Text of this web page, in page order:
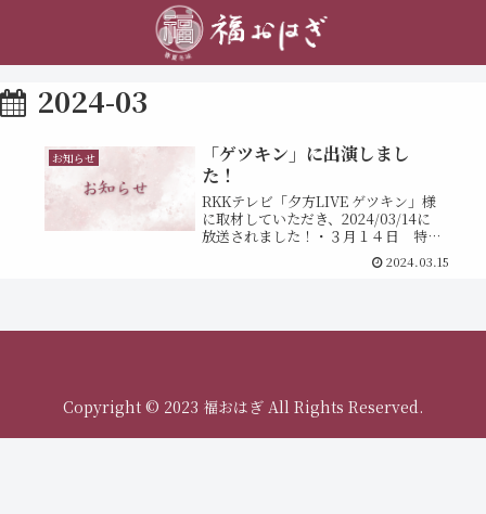
2024-03
お知らせ
「ゲツキン」に出演しまし
た！
RKKテレビ「夕方LIVE ゲツキン」様
に取材していただき、2024/03/14に
放送されました！・３月１４日 特
集『おいしい！リニューアルオープ
ンの店！』福おはぎは、みなさまに
2024.03.15
Copyright © 2023 福おはぎ All Rights Reserved.